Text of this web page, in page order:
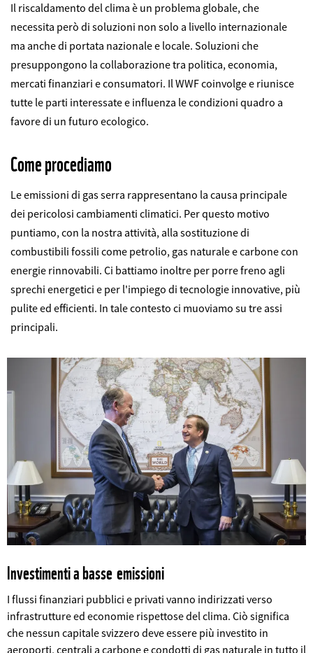
Il riscaldamento del clima è un problema globale, che
necessita però di soluzioni non solo a livello internazionale
ma anche di portata nazionale e locale. Soluzioni che
presuppongono la collaborazione tra politica, economia,
mercati finanziari e consumatori. Il WWF coinvolge e riunisce
tutte le parti interessate e influenza le condizioni quadro a
favore di un futuro ecologico.
Come procediamo
Le emissioni di gas serra rappresentano la causa principale
dei pericolosi cambiamenti climatici. Per questo motivo
puntiamo, con la nostra attività, alla sostituzione di
combustibili fossili come petrolio, gas naturale e carbone con
energie rinnovabili. Ci battiamo inoltre per porre freno agli
sprechi energetici e per l'impiego di tecnologie innovative, più
pulite ed efficienti. In tale contesto ci muoviamo su tre assi
principali.
Investimenti a basse emissioni
I flussi finanziari pubblici e privati vanno indirizzati verso
infrastrutture ed economie rispettose del clima. Ciò significa
che nessun capitale svizzero deve essere più investito in
aeroporti, centrali a carbone e condotti di gas naturale in tutto il